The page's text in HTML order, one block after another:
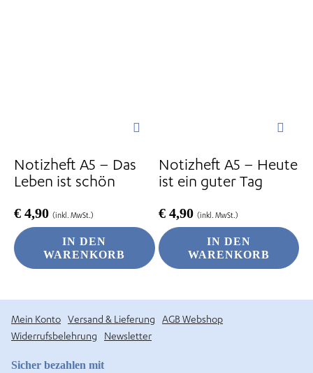
Notizheft A5 – Das
Leben ist schön
€ 4,90 (inkl. MwSt.)
IN DEN
WARENKORB
Notizheft A5 – Heute
ist ein guter Tag
€4,90 (inkl. MwSt.)
IN DEN
WARENKORB
Mein Konto Versand & Lieferung
AGB Webshop
Widerrufsbelehrung
Newsletter
Sicher bezahlen mit